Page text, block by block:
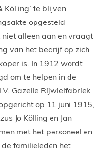
Kölling’ te blijven
opgesteld
alleen aan en vraagt
van het bedrijf op zich
is. In 1912 wordt
om te helpen in de
Gazelle Rijwielfabriek
op 11 juni 1915,
Jo Kölling en Jan
met het personeel en
familieleden het